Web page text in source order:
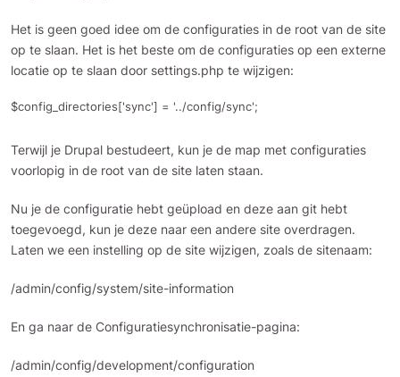
Het is geen goed idee om de configuraties in de root van de site
op te slaan. Het is het beste om de configuraties op een externe
locatie op te slaan door settings.php te wijzigen:
$config_directories['sync'] = '../config/sync';
Terwijl je Drupal bestudeert, kun je de map met configuraties
voorlopig in de root van de site laten staan.
Nu je de configuratie hebt geüpload en deze aan git hebt
toegevoegd, kun je deze naar een andere site overdragen.
Laten we een instelling op de site wijzigen, zoals de sitenaam:
/admin/config/system/site-information
En ga naar de Configuratiesynchronisatie-pagina:
/admin/config/development/configuration